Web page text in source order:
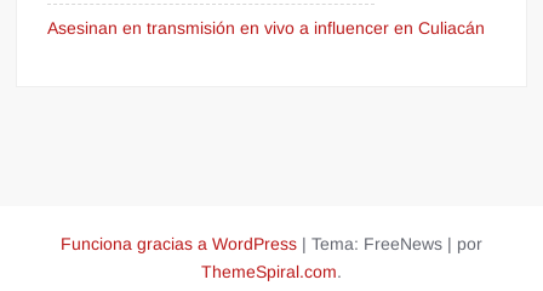
Asesinan en transmisión en vivo a influencer en Culiacán
Funciona gracias a WordPress | Tema: FreeNews | por
ThemeSpiral.com.